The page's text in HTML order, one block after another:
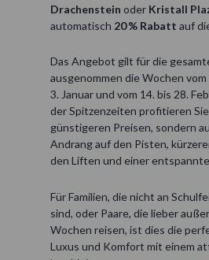
Drachenstein oder Kristall
automatisch 20 % Rabatt auf
Das Angebot gilt für die
ausgenommen die Wochen vom
3. Januar und vom 14. bis 28.
der Spitzenzeiten profitieren
günstigeren Preisen, sondern
Andrang auf den Pisten,
den Liften und einer
Für Familien, die nicht an
sind, oder Paare, die lieber
Wochen reisen, ist dies die
Luxus und Komfort mit einem